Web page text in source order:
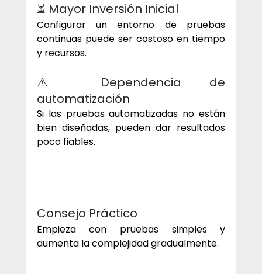
⏳ Mayor Inversión Inicial
Configurar un entorno de pruebas
continuas puede ser costoso en tiempo
y recursos.
⚠️ Dependencia de
automatización
Si las pruebas automatizadas no están
bien diseñadas, pueden dar resultados
poco fiables.
Consejo Práctico
Empieza con pruebas simples y
aumenta la complejidad gradualmente.